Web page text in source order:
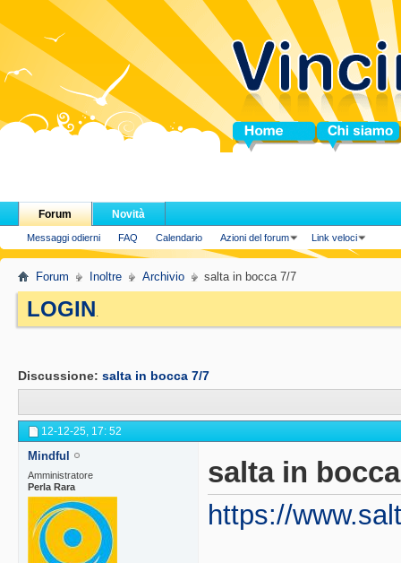
Home Chi siamo
Forum
Messaggi odierni FAQ Calendario Azioni del forum Link veloci
Novità
Forum Inoltre Archivio salta in bocca 7/7
LOGIN.
Discussione: salta in bocca 7/7
12-12-25, 17: 52
Mindful
Amministratore
Perla Rara
salta in
https://